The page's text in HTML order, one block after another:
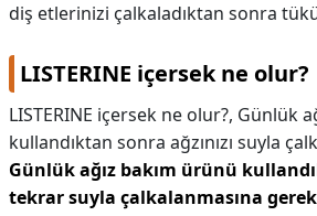
diş etlerinizi çalkaladıktan sonra
LISTERINE içersek ne olur?
LISTERINE içersek ne olur?, Günlük
kullandıktan sonra ağzınızı suyla
Günlük ağız bakım ürünü
tekrar suyla çalkalanmasına